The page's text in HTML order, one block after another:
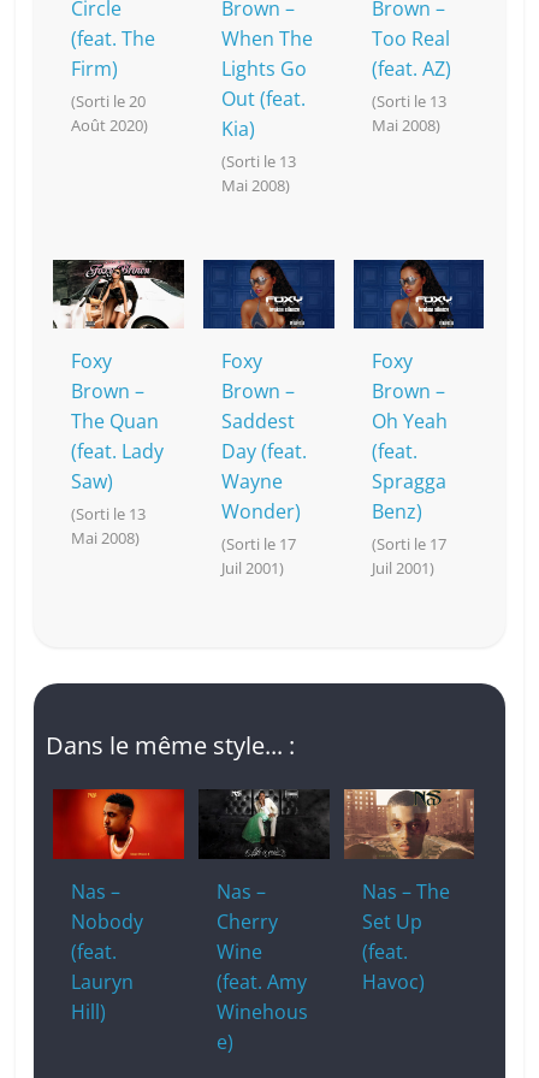
Circle
(feat. The
Firm)
(Sorti le 20
Août 2020)
Brown –
When The
Lights Go
Out (feat.
Kia)
(Sorti le 13
Mai 2008)
Brown –
Too Real
(feat. AZ)
(Sorti le 13
Mai 2008)
Foxy
Brown –
The Quan
(feat. Lady
Saw)
(Sorti le 13
Mai 2008)
Foxy
Brown –
Saddest
Day (feat.
Wayne
Wonder)
(Sorti le 17
Juil 2001)
Foxy
Brown –
Oh Yeah
(feat.
Spragga
Benz)
(Sorti le 17
Juil 2001)
Dans le même style... :
Nas –
Nobody
(feat.
Lauryn
Hill)
Nas –
Cherry
Wine
(feat. Amy
Winehous
e)
Nas – The
Set Up
(feat.
Havoc)